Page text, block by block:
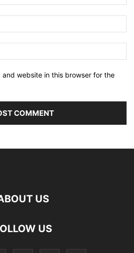
and website in this browser for the
US
US